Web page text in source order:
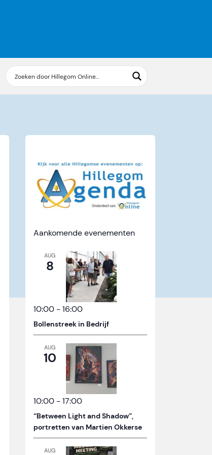
Aankomende evenementen
AUG
8
10:00 -16:00
Bollenstreek in Bedrijf
AUG
10
10:00 -17:00
“Between Light and Shadow”,
portretten van Martien Okkerse
AUG